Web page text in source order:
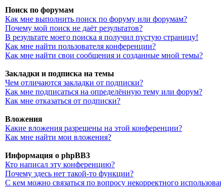
Поиск по форумам
Как мне выполнить поиск по форуму или форумам?
Почему мой поиск не даёт результатов?
В результате моего поиска я получил пустую страницу!
Как мне найти пользователя конференции?
Как мне найти свои сообщения и созданные мной темы?
Закладки и подписка на темы
Чем отличаются закладки от подписки?
Как мне подписаться на определённую тему или форум?
Как мне отказаться от подписки?
Вложения
Какие вложения разрешены на этой конференции?
Как мне найти мои вложения?
Информация о phpBB3
Кто написал эту конференцию?
Почему здесь нет такой-то функции?
С кем можно связаться по вопросу некорректного